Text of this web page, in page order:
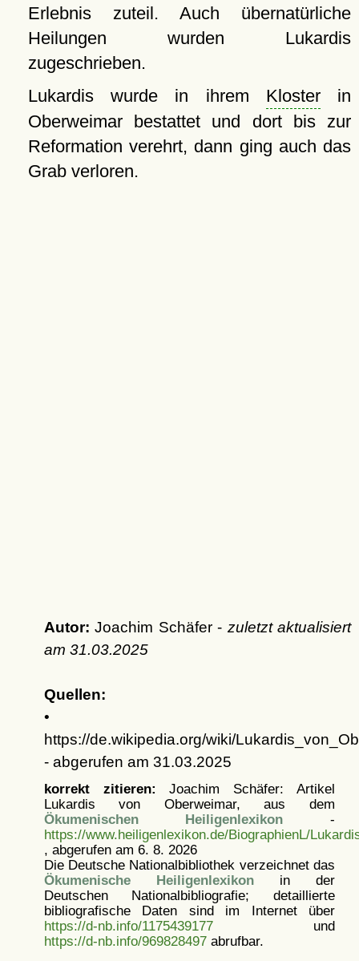
Erlebnis zuteil. Auch übernatürliche
Heilungen wurden Lukardis
zugeschrieben.
Lukardis wurde in ihrem Klosterin
Oberweimar bestattet und dort bis zur
Reformation verehrt, dann ging auch das
Grab verloren.
Autor: Joachim Schäfer - zuletzt aktualisiert
am 31.03.2025
Quellen:
•
https://de.wikipedia.org/wiki/
- abgerufen am 31.03.2025
korrekt zitieren: Joachim Schäfer: Artikel
Lukardis von Oberweimar, aus dem
Ökumenischen Heiligenlexikon -
https://www.heiligenlexikon.de/BiographienL/
, abgerufen am 6. 8. 2026
Die Deutsche Nationalbibliothek verzeichnet das
Ökumenische Heiligenlexikonin der
Deutschen Nationalbibliografie; detaillierte
bibliografische Daten sind im Internet über
https://d-nb.info/1175439177und
https://d-nb.info/969828497abrufbar.